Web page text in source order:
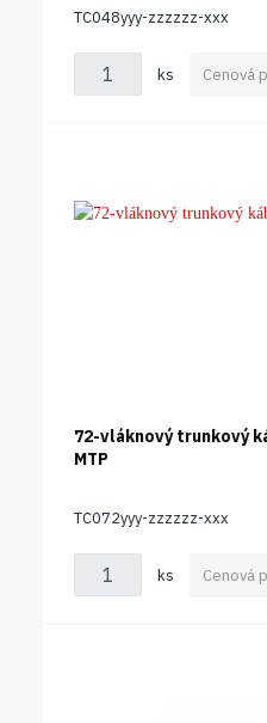
TC048yyy-zzzzzz-xxx
ks Cenová
72-vláknový trunkový
MTP
TC072yyy-zzzzzz-xxx
ks Cenová